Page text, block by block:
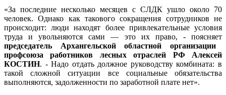
«За последние несколько месяцев с СЛДК ушло около 70
человек. Однако как такового сокращения сотрудников не
происходит: люди находят более привлекательные условия
труда и увольняются сами — это их право, - поясняет
председатель Архангельской областной организации
профсоюза работников лесных отраслей РФ Алексей
КОСТИН. - Надо отдать должное руководству комбината: в
такой сложной ситуации все социальные обязательства
выполняются, задолженности по заработной плате нет».